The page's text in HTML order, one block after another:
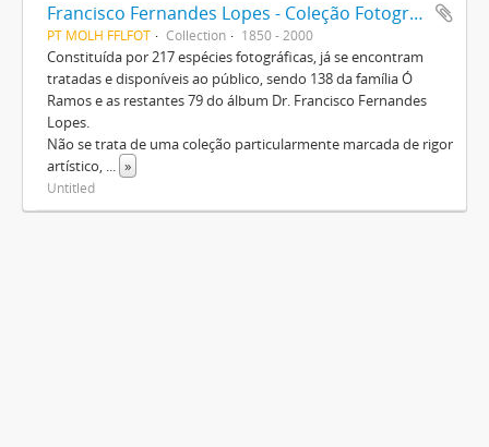
Francisco Fernandes Lopes - Coleção Fotográfica
PT MOLH FFLFOT Collection 1850 - 2000
Constituída por 217 espécies fotográficas, já se encontram
tratadas e disponíveis ao público, sendo 138 da família Ó
Ramos e as restantes 79 do álbum Dr. Francisco Fernandes
Lopes.
Não se trata de uma coleção particularmente marcada de rigor
artístico, ... »
Untitled